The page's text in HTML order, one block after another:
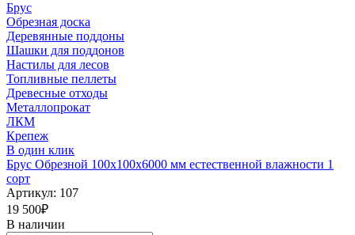
Брус
Обрезная доска
Деревянные поддоны
Шашки для поддонов
Настилы для лесов
Топливные пеллеты
Древесные отходы
Металлопрокат
ЛКМ
Крепеж
В один клик
Брус Обрезной 100х100х6000 мм естественной влажности 1
сорт
Артикул: 107
19 500₽
В наличии